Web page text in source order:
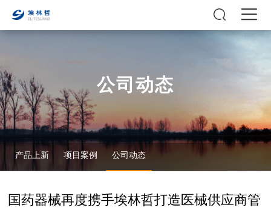
公司动态
产品上新 项目案例 公司动态
国药器械再度携手埃林哲打造医械供应商管